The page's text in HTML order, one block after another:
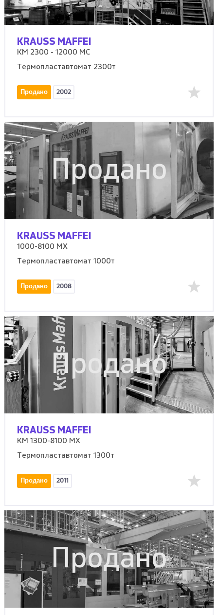
KRAUSS MAFFEI
KM 2300 - 12000 MC
Термопластавтомат 2300т
Продано 2002
Продано
KRAUSS MAFFEI
1000-8100 MX
Термопластавтомат 1000т
Продано 2008
Продано
KRAUSS MAFFEI
KM 1300-8100 MX
Термопластавтомат 1300т
Продано 2011
Продано